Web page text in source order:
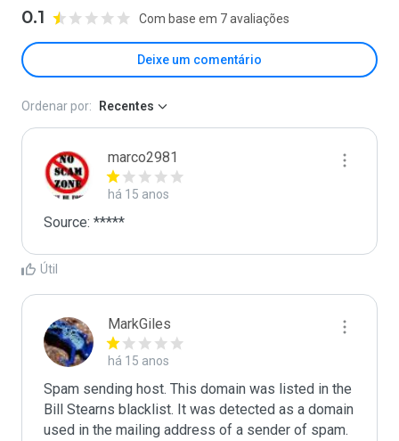
0.1 Com base em 7 avaliações
Deixe um comentário
Ordenar por: Recentes
marco2981
há 15 anos
Source: *****
Útil
MarkGiles
há 15 anos
Spam sending host. This domain was listed in the
Bill Stearns blacklist. It was detected as a domain
used in the mailing address of a sender of spam.